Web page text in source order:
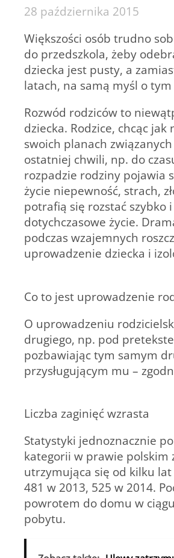
28 października 2015
Większości osób trudno
do przedszkola, żeby
dziecka jest pusty, a
latach, na samą myśl o
Rozwód rodziców to
dziecka. Rodzice, chcąc
swoich planach
ostatniej chwili, np. do
rozpadzie rodziny pojawia
życie niepewność, strach,
potrafią się rozstać szybko
dotychczasowe życie.
podczas wzajemnych
uprowadzenie dziecka i
Co to jest uprowadzenie
O uprowadzeniu
drugiego, np. pod
pozbawiając tym samym
przysługującym mu –
Liczba zaginięć wzrasta
Statystyki jednoznacznie
kategorii w prawie polskim
utrzymująca się od kilku
481 w 2013, 525 w 2014.
powrotem do domu w
pobytu.